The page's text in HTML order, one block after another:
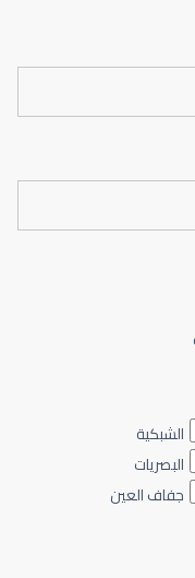
الشبكية
البصريات
جفاف العين